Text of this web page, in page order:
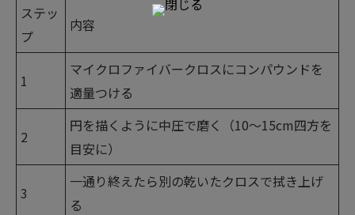
ステッ
プ
内容
1
マイクロファイバークロスにコンパウンドを
適量つける
2
円を描くように中圧で磨く（10〜15cm四方を
目安に）
3
一通り終えたら別の乾いたクロスで拭き上げ
る